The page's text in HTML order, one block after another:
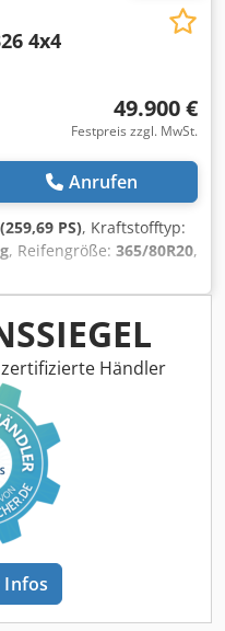
GEWÄHR,
Irrtümer vorbehalten!
4x4
49.900 €
Festpreis zzgl. MwSt.
Anrufen
PS), Kraftstofftyp:
, Reifengröße: 365/80R20,
Fahrerhaus,
Euro5 ,
3, Ausstattung:
Tempomat,
Bovenden, Kz.
E-Spiegel, Standheizung,
Nebelscheinwerfer,
Luft+Licht, U-Schutz,
3860 mm
S-FAHRERHAUS, 180
ZUSATZHEIZUNG,
Händler
Infos